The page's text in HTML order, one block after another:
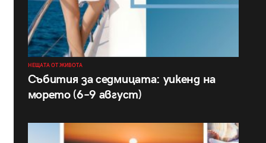
НЕЩАТА ОТ ЖИВОТА
Събития за седмицата: уикенд на
морето (6–9 август)